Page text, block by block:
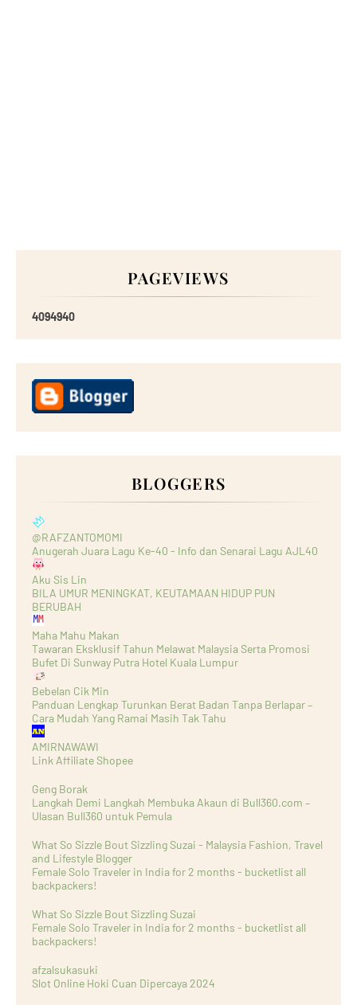
PAGEVIEWS
4094940
BLOGGERS
@RAFZANTOMOMI
Anugerah Juara Lagu Ke-40 - Info dan Senarai Lagu AJL40
Aku Sis Lin
BILA UMUR MENINGKAT, KEUTAMAAN HIDUP PUN
BERUBAH
Maha Mahu Makan
Tawaran Eksklusif Tahun Melawat Malaysia Serta Promosi
Bufet Di Sunway Putra Hotel Kuala Lumpur
Bebelan Cik Min
Panduan Lengkap Turunkan Berat Badan Tanpa Berlapar –
Cara Mudah Yang Ramai Masih Tak Tahu
AMIRNAWAWI
Link Affiliate Shopee
Geng Borak
Langkah Demi Langkah Membuka Akaun di Bull360.com –
Ulasan Bull360 untuk Pemula
What So Sizzle Bout Sizzling Suzai - Malaysia Fashion, Travel
and Lifestyle Blogger
Female Solo Traveler in India for 2 months - bucketlist all
backpackers!
What So Sizzle Bout Sizzling Suzai
Female Solo Traveler in India for 2 months - bucketlist all
backpackers!
afzalsukasuki
Slot Online Hoki Cuan Dipercaya 2024